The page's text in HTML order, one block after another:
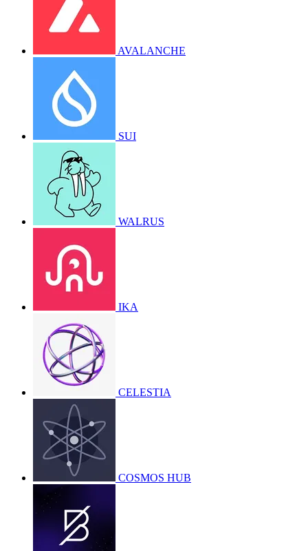
AVALANCHE
SUI
WALRUS
IKA
CELESTIA
COSMOS HUB